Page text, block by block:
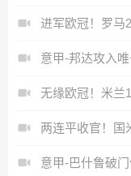
意甲-邦达攻入